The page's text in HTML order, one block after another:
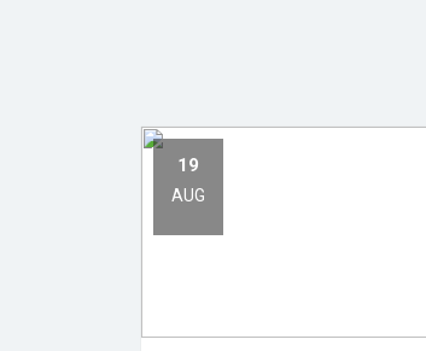
19
AUG